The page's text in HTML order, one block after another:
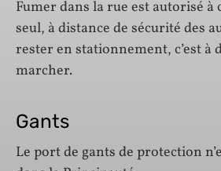
Fumer dans la rue est autorisé à
seul, à distance de sécurité des
rester en stationnement, c’est à
marcher.
Gants
Le port de gants de protection